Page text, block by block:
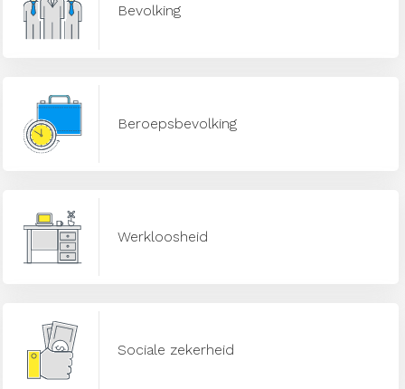
Bevolking
Beroepsbevolking
Werkloosheid
Sociale zekerheid